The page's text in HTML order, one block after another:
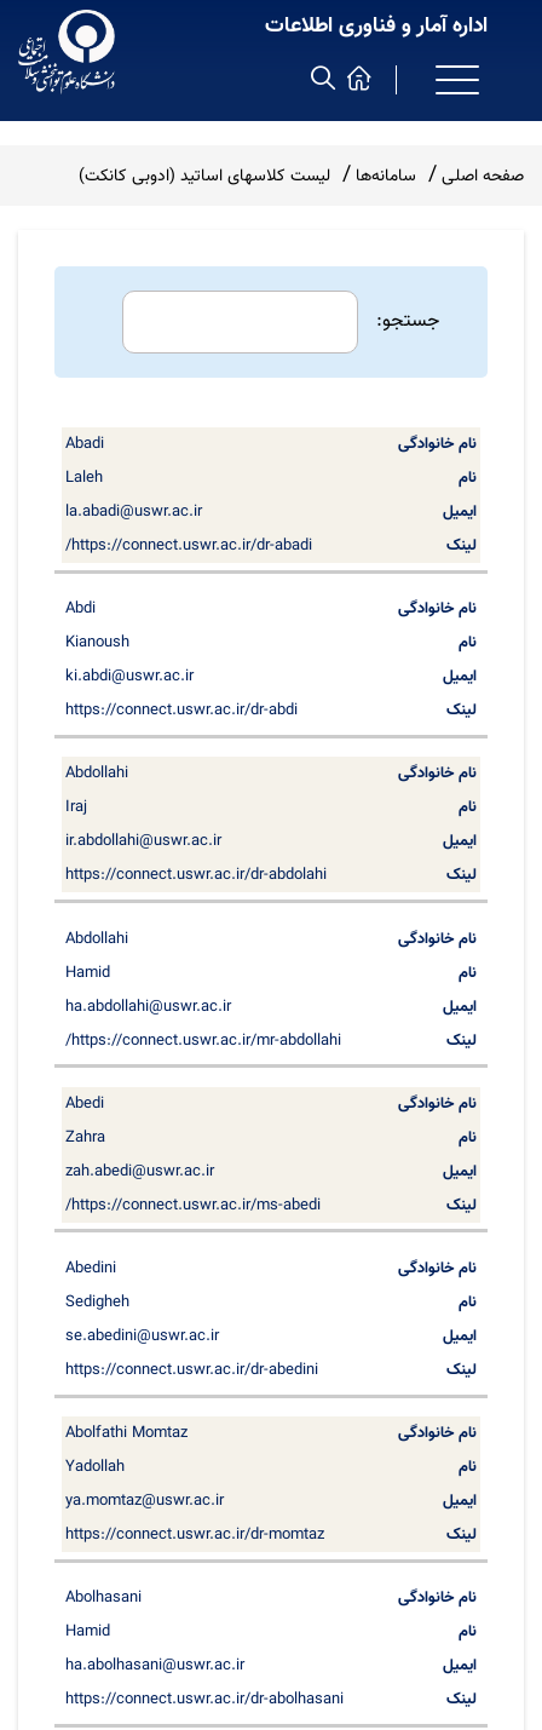
اداره آمار و فناوری اطلاعات
صفحه اصلی سامانه‌ها لیست کلاسهای اساتید (ادوبی کانکت)
جستجو:
نام
Abadi
Laleh
la.abadi@uswr.ac.ir
https://connect.uswr.ac.ir/dr-abadi/
Abdi
Kianoush
ki.abdi@uswr.ac.ir
https://connect.uswr.ac.ir/dr-abdi
Abdollahi
Iraj
ir.abdollahi@uswr.ac.ir
https://connect.uswr.ac.ir/dr-abdolahi
Abdollahi
Hamid
ha.abdollahi@uswr.ac.ir
https://connect.uswr.ac.ir/mr-abdollahi/
Abedi
Zahra
zah.abedi@uswr.ac.ir
https://connect.uswr.ac.ir/ms-abedi/
Abedini
Sedigheh
se.abedini@uswr.ac.ir
https://connect.uswr.ac.ir/dr-abedini
Abolfathi Momtaz
Yadollah
ya.momtaz@uswr.ac.ir
https://connect.uswr.ac.ir/dr-momtaz
Abolhasani
Hamid
ha.abolhasani@uswr.ac.ir
https://connect.uswr.ac.ir/dr-abolhasani